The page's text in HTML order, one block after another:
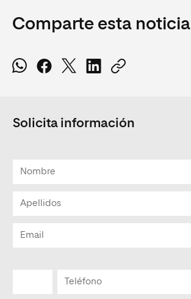
Comparte esta noticia
Solicita información